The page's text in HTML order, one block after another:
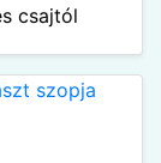
csajtól